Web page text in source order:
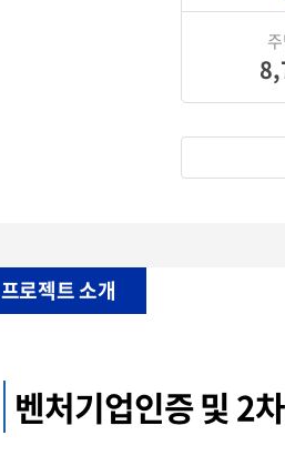
프로젝트 소개
벤처기업인증 및 2